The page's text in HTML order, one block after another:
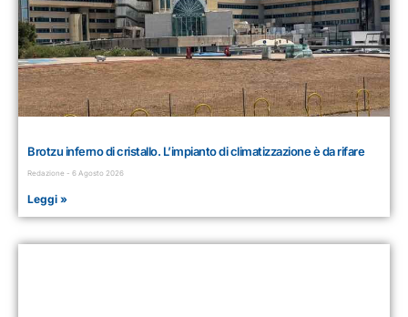
Brotzu inferno di cristallo. L’impianto di climatizzazione è da rifare
Redazione 6 Agosto 2026
Leggi »